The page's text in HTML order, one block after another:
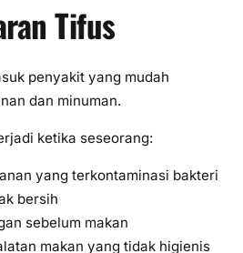
Tifus
penyakit yang mudah
dan minuman.
ketika seseorang:
yang terkontaminasi bakteri
bersih
sebelum makan
makan yang tidak higienis